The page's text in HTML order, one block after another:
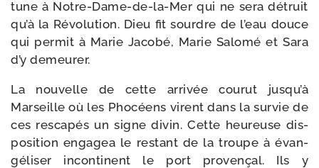
tune à Notre-​Dame-​de-​la-​Mer qui ne sera détruit
qu’à la Révolution. Dieu fit sourdre de l’eau douce
qui per­mit à Marie Jacobé, Marie Salomé et Sara
d’y demeurer.
La nou­velle de cette arri­vée cou­rut jusqu’à
Marseille où les Phocéens virent dans la sur­vie de
ces res­ca­pés un signe divin. Cette heu­reuse dis­
po­si­tion enga­gea le res­tant de la troupe à évan­
gé­li­ser incon­ti­nent le port pro­ven­çal. Ils y